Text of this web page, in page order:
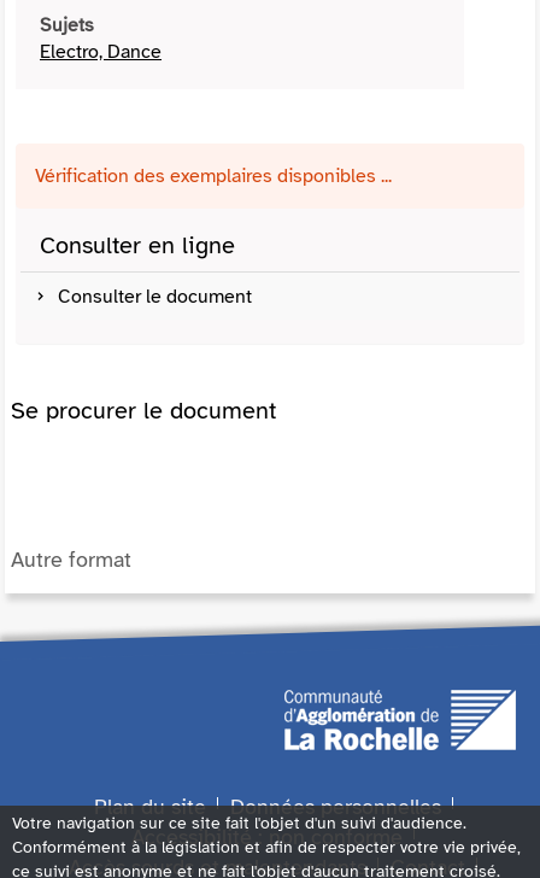
Sujets
Electro, Dance
Vérification des exemplaires disponibles ...
Consulter en ligne
Consulter le document
Se procurer le document
Autre format
Plan du site
Données personnelles
Accessibilité : non conforme
Accès sourds et malentendants
Contact
Votre navigation sur ce site fait l'objet d'un suivi d'audience.
Conformément à la législation et afin de respecter votre vie privée,
ce suivi est anonyme et ne fait l'objet d'aucun traitement croisé.